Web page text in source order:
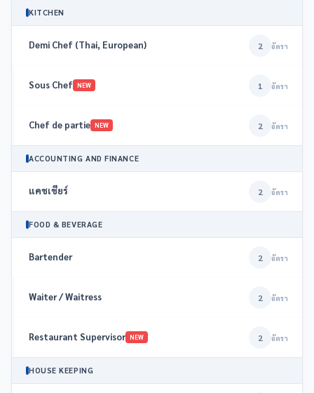
KITCHEN
Demi Chef (Thai, European) 2 อัตรา
Sous Chef NEW 1 อัตรา
Chef de partie NEW 2 อัตรา
ACCOUNTING AND FINANCE
แคชเชียร์ 2 อัตรา
FOOD & BEVERAGE
Bartender 2 อัตรา
Waiter / Waitress 2 อัตรา
Restaurant Supervisor NEW 2 อัตรา
HOUSE KEEPING